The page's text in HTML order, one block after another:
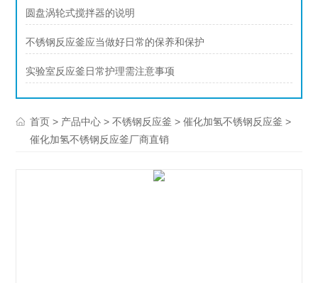
圆盘涡轮式搅拌器的说明
不锈钢反应釜应当做好日常的保养和保护
实验室反应釜日常护理需注意事项
首页 > 产品中心 >不锈钢反应釜 >催化加氢不锈钢反应釜 >
催化加氢不锈钢反应釜厂商直销